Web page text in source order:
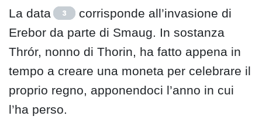
La data 3
corrisponde all’invasione di
Erebor da parte di Smaug. In sostanza
Thrór, nonno di Thorin, ha fatto appena in
tempo a creare una moneta per celebrare il
proprio regno, apponendoci l’anno in cui
l’ha perso.